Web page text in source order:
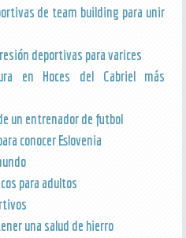
de team building para unir
deportivas para varices
en Hoces del Cabriel más
un entrenador de futbol
conocer Eslovenia
para adultos
una salud de hierro